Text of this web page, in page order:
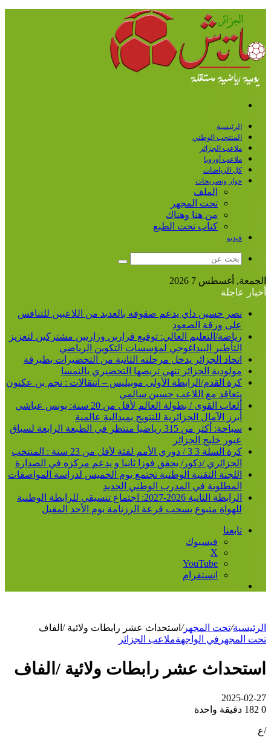
الرئيسية
المنتخب الوطني
ملاعب الجزائر
ملاعب أوروبا
كل الرياضات
حوار وتصريحات
الملف
تحت المجهر
من هنا وهناك
كتاب تحت الطبع
فيديو
بحث
الجمعة, أغسطس 7 2026
أخبار عاجلة
نصر حسين داي يدعم صفوفه بالعديد من اللاعبين للتنافس
على ورقة الصعود
رياضة/التعليم العالي: توقيع قرارين وزاريين مشتركين لتعزيز
التأطير البيداغوجي لمؤسسات التكوين الرياضي
اتحاد الجزائر يدخل مرحلته الثانية من التحضيرات بطبرقة
مولودية الجزائر تنهي تربصها التحضيري بالنمسا
كرة القدم/الرابطة الأولى موبيليس – انتقالات : نجم بن عكنون
يتعاقد مع اللاعب حسين سالمي
ألعاب القوى / بطولة العالم لأقل من 20 سنة: يونس عياشي
أبرز الآمال الجزائرية للتتويج بميدالية عالمية
سباحة: أكثر من 315 رياضيا منتظر في الطبعة الرابعة لسباق
عبور خليج الجزائر
كرة السلة 3 3 / دوري الأمم لفئة لأقل من 23 سنة : المنتخب
الجزائري /ذكور/ يحقق فوزا ثانيا و يدعم مركزه في الصدارة
اللجنة التقنية الوطنية تجتمع يوم الخميس لدراسة المواصفات
المطلوبة في المدرب الوطني الجديد
الرابطة الثانية 2026-2027: اجتماع تنسيقي للرابطة الوطنية
للهواة متبوع بسحب قرعة الرزنامة يوم الأحد المقبل
تابعنا
فيسبوك
‫X
‫YouTube
انستقرام
الرئيسية/تحت المجهر/ استحداث عشر رابطات ولائية /الفاف
تحت المجهر في الواجهةملاعب الجزائر
استحداث عشر رابطات ولائية /الفاف
2025-02-27
0
دقيقة واحدة
/ع